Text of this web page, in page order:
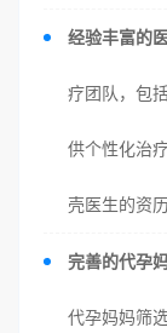
经验丰富的
疗团队，包
供个性化治
壳医生的资
完善的代孕
代孕妈妈筛